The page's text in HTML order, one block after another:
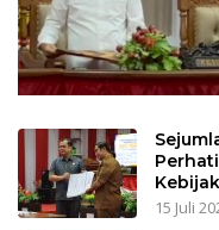
15 Juli